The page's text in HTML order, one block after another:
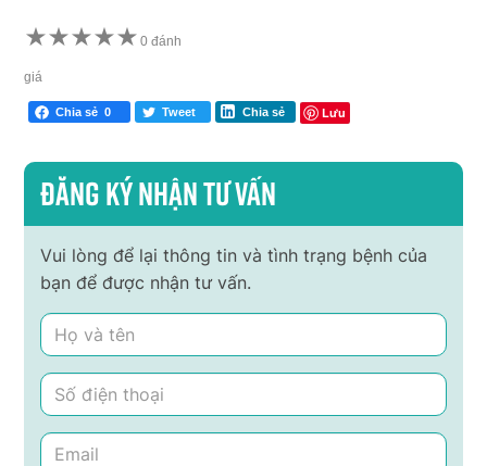
★★★★★ 0 đánh
giá
Chia sẻ 0 Tweet Chia sẻ Lưu
Đăng ký nhận tư vấn
Vui lòng để lại thông tin và tình trạng bệnh của
bạn để được nhận tư vấn.